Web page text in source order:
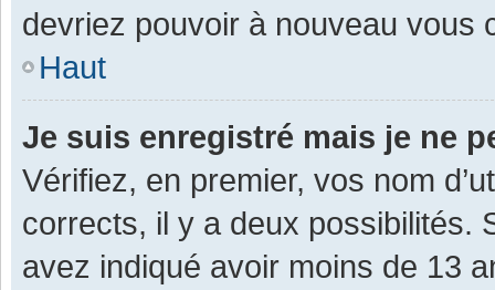
devriez pouvoir à nouveau vous
Haut
Je suis enregistré mais je ne
Vérifiez, en premier, vos nom
corrects, il y a deux possibilités.
avez indiqué avoir moins de 13